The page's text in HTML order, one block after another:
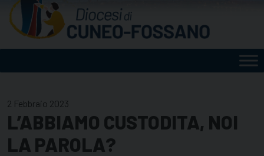
2 Febbraio 2023
L’ABBIAMO CUSTODITA, NOI
LA PAROLA?